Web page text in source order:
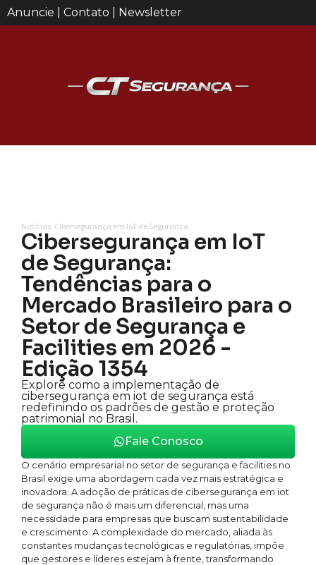
Anuncie | Contato | Newsletter
Notícias: Cibersegurança em IoT de Segurança
Cibersegurança em IoT
de Segurança:
Tendências para o
Mercado Brasileiro para o
Setor de Segurança e
Facilities em 2026 -
Edição 1354
Explore como a implementação de
cibersegurança em iot de segurança está
redefinindo os padrões de gestão e proteção
patrimonial no Brasil.
Fale Conosco
O cenário empresarial no setor de segurança e facilities no
Brasil exige uma abordagem cada vez mais estratégica e
inovadora. A adoção de práticas de cibersegurança em iot
de segurança não é mais um diferencial, mas uma
necessidade para empresas que buscam sustentabilidade
e crescimento. A complexidade do mercado, aliada às
constantes mudanças tecnológicas e regulatórias, impõe
que gestores e líderes estejam à frente, transformando